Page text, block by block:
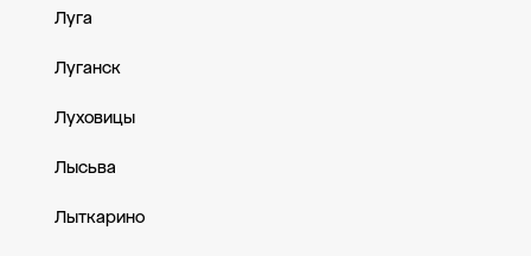
Луга
Луганск
Луховицы
Лысьва
Лыткарино